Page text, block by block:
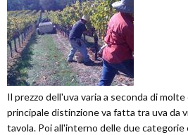
Il prezzo dell'uva varia a seconda di
principale distinzione va fatta tra uva da
tavola. Poi all'interno delle due categorie